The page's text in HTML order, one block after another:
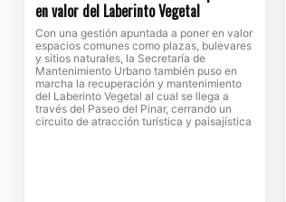
en valor del Laberinto Vegetal
Con una gestión apuntada a poner en valor
espacios comunes como plazas, bulevares
y sitios naturales, la Secretaría de
Mantenimiento Urbano también puso en
marcha la recuperación y mantenimiento
del Laberinto Vegetal al cual se llega a
través del Paseo del Pinar, cerrando un
circuito de atracción turística y paisajística